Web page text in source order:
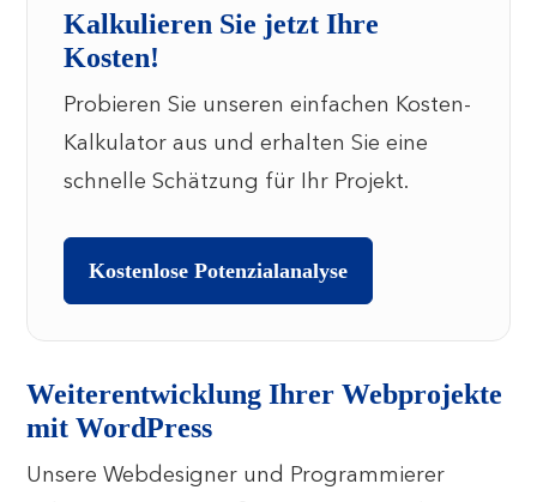
Kalkulieren Sie jetzt Ihre
Kosten!
Probieren Sie unseren einfachen Kosten-
Kalkulator aus und erhalten Sie eine
schnelle Schätzung für Ihr Projekt.
Kostenlose Potenzialanalyse
Weiterentwicklung Ihrer Webprojekte
mit WordPress
Unsere Webdesigner und Programmierer